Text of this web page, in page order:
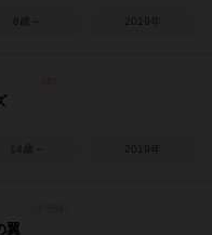
8歳～ 2019年
14歳～ 2019年
翼